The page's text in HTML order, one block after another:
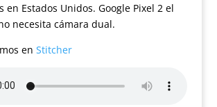
en Estados Unidos. Google Pixel 2 el
necesita cámara dual.
en Stitcher